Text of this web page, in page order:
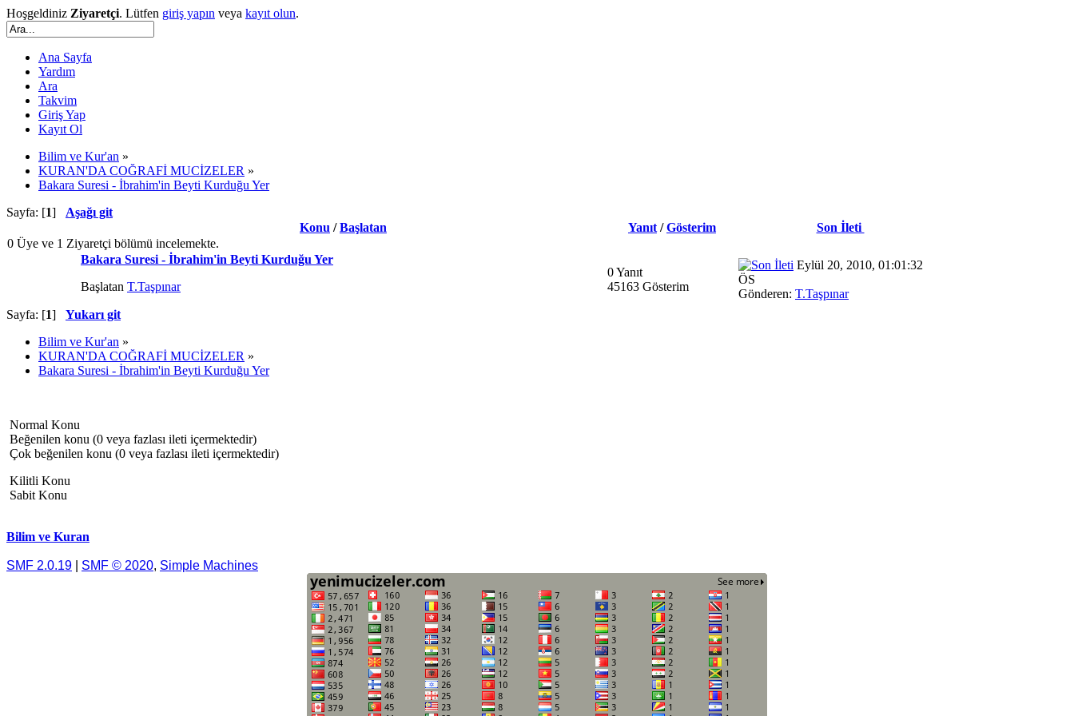
Hoşgeldiniz Ziyaretçi. Lütfen giriş yapın veya kayıt olun.
Ana Sayfa
Yardım
Ara
Takvim
Giriş Yap
Kayıt Ol
Bilim ve Kur'an »
KURAN'DA COĞRAFİ MUCİZELER »
Bakara Suresi - İbrahim'in Beyti Kurduğu Yer
Sayfa: [1] Aşağı git
Konu /Başlatan Yanıt /Gösterim
Son İleti
0 Üye ve 1 Ziyaretçi bölümü incelemekte.
Bakara Suresi - İbrahim'in Beyti Kurduğu Yer
Başlatan T.Taşpınar
0 Yanıt
45163 Gösterim
Eylül 20, 2010, 01:01:32
ÖS
Gönderen: T.Taşpınar
Sayfa: [1] Yukarı git
Bilim ve Kur'an »
KURAN'DA COĞRAFİ MUCİZELER »
Bakara Suresi - İbrahim'in Beyti Kurduğu Yer
Normal Konu
Beğenilen konu (0 veya fazlası ileti içermektedir)
Çok beğenilen konu (0 veya fazlası ileti içermektedir)
Kilitli Konu
Sabit Konu
Bilim ve Kuran
SMF 2.0.19 SMF © 2020, Simple Machines